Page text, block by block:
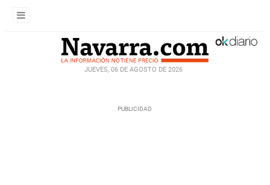
JUEVES, 06 DE AGOSTO DE 2026